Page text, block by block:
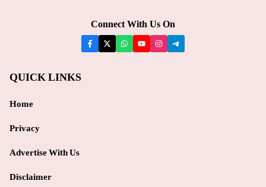
Connect With Us On
QUICK LINKS
Home
Privacy
Advertise With Us
Disclaimer